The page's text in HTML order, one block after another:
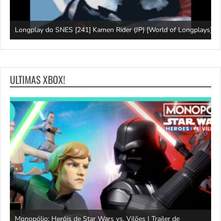
Longplay do SNES [241] Kamen Rider (JP) [World of Longplays]
ULTIMAS XBOX!
Monopólio: Heróis de Star Wars vs. Vilões | Trailer de